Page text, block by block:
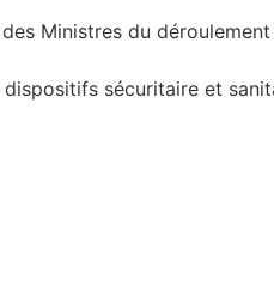
Ministres du
sécuritaire et